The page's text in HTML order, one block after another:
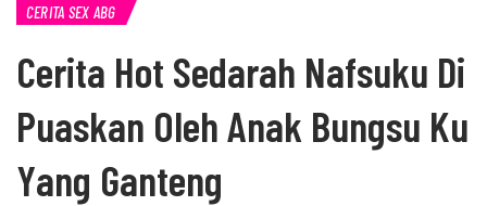
CERITA SEX ABG
Cerita Hot Sedarah Nafsuku Di
Puaskan Oleh Anak Bungsu Ku
Yang Ganteng